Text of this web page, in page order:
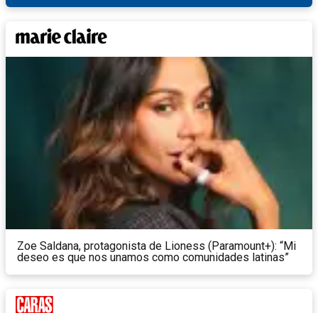
Zoe Saldana, protagonista de Lioness (Paramount+): “Mi
deseo es que nos unamos como comunidades latinas”